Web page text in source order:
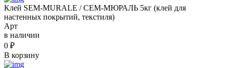
Клей SEM-MURALE / СЕМ-МЮРАЛЬ 5кг (клей для
настенных покрытий, текстиля)
Арт
в наличии
0 ₽
В корзину